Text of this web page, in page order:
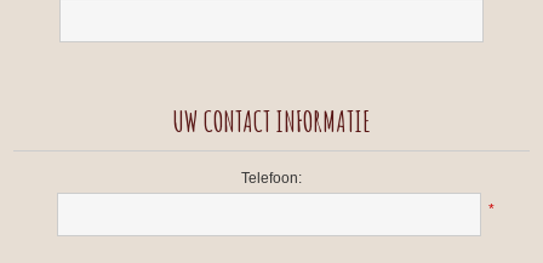
UW CONTACT INFORMATIE
Telefoon:
*